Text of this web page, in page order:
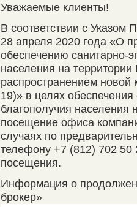
Уважаемые клиенты!
В соответствии с Указом
28 апреля 2020 года «О
обеспечению санитарно-
населения на
распространением новой
19)» в целях
благополучия населения
посещение офиса
случаях по
телефону +7 (812) 702 50
посещения.
Информация о
брокер»